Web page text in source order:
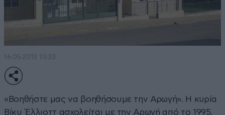
16·05·2013 19:33
«Βοηθήστε μας να βοηθήσουμε την Αρωγή». Η κυρία
Βίκυ Έλλιοττ ασχολείται με την Αρωγή από το 1995.